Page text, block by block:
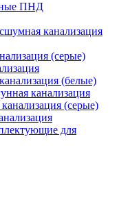
ПНД
канализация
(серые)
(белые)
канализация
(серые)
для